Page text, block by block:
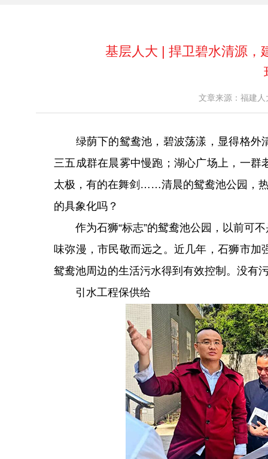
基层人大 | 捍卫碧水清源
文章来源：福建
绿荫下的鸳鸯池，碧波荡漾，显得格外
三五成群在晨雾中慢跑；湖心广场上，一
太极，有的在舞剑……清晨的鸳鸯池公园，
的具象化吗？
作为石狮“标志”的鸳鸯池公园，以前可不
味弥漫，市民敬而远之。近几年，石狮市
鸳鸯池周边的生活污水得到有效控制。没有
引水工程保供给